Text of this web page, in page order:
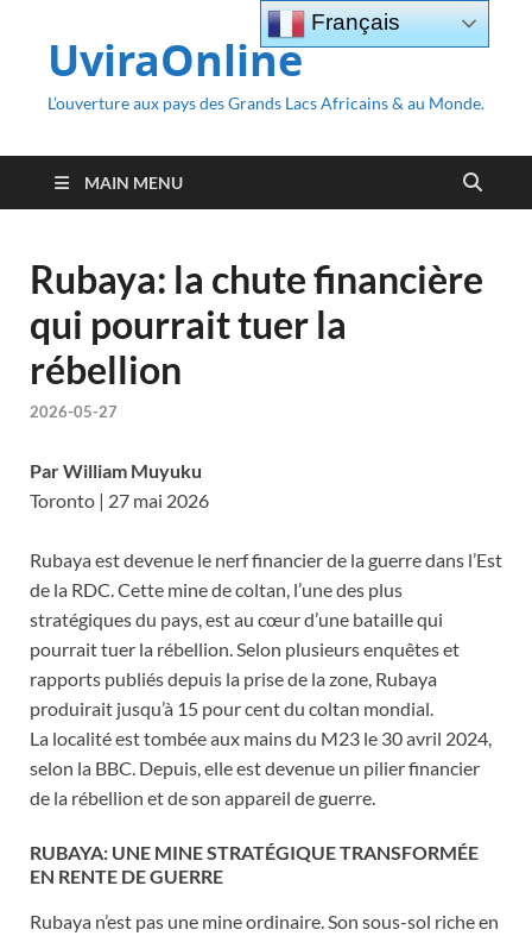
UviraOnline
L’ouverture aux pays des Grands Lacs Africains & au Monde.
MAIN MENU
Rubaya: la chute financière
qui pourrait tuer la
rébellion
2026-05-27
Par William Muyuku
Toronto | 27 mai 2026
Rubaya est devenue le nerf financier de la guerre dans l’Est
de la RDC. Cette mine de coltan, l’une des plus
stratégiques du pays, est au cœur d’une bataille qui
pourrait tuer la rébellion. Selon plusieurs enquêtes et
rapports publiés depuis la prise de la zone, Rubaya
produirait jusqu’à 15 pour cent du coltan mondial.
La localité est tombée aux mains du M23 le 30 avril 2024,
selon la BBC. Depuis, elle est devenue un pilier financier
de la rébellion et de son appareil de guerre.
RUBAYA: UNE MINE STRATÉGIQUE TRANSFORMÉE
EN RENTE DE GUERRE
Rubaya n’est pas une mine ordinaire. Son sous-sol riche en
Français